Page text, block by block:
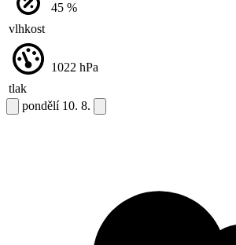
vlhkost
45 %
tlak
1022 hPa
pondělí 10. 8.